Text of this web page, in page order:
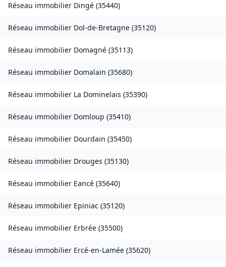
Réseau immobilier Dingé (35440)
Réseau immobilier Dol-de-Bretagne (35120)
Réseau immobilier Domagné (35113)
Réseau immobilier Domalain (35680)
Réseau immobilier La Dominelais (35390)
Réseau immobilier Domloup (35410)
Réseau immobilier Dourdain (35450)
Réseau immobilier Drouges (35130)
Réseau immobilier Eancé (35640)
Réseau immobilier Epiniac (35120)
Réseau immobilier Erbrée (35500)
Réseau immobilier Ercé-en-Lamée (35620)